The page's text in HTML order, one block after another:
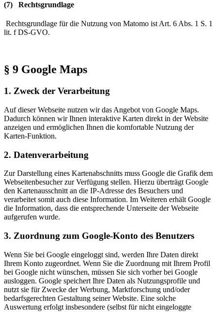
(7) Rechtsgrundlage
Rechtsgrundlage für die Nutzung von Matomo ist Art. 6 Abs. 1 S. 1
lit. f DS-GVO.
§ 9 Google Maps
1. Zweck der Verarbeitung
Auf dieser Webseite nutzen wir das Angebot von Google Maps.
Dadurch können wir Ihnen interaktive Karten direkt in der Website
anzeigen und ermöglichen Ihnen die komfortable Nutzung der
Karten-Funktion.
2. Datenverarbeitung
Zur Darstellung eines Kartenabschnitts muss Google die Grafik dem
Webseitenbesucher zur Verfügung stellen. Hierzu überträgt Google
den Kartenausschnitt an die IP-Adresse des Besuchers und
verarbeitet somit auch diese Information. Im Weiteren erhält Google
die Information, dass die entsprechende Unterseite der Webseite
aufgerufen wurde.
3. Zuordnung zum Google-Konto des Benutzers
Wenn Sie bei Google eingeloggt sind, werden Ihre Daten direkt
Ihrem Konto zugeordnet. Wenn Sie die Zuordnung mit Ihrem Profil
bei Google nicht wünschen, müssen Sie sich vorher bei Google
ausloggen. Google speichert Ihre Daten als Nutzungsprofile und
nutzt sie für Zwecke der Werbung, Marktforschung und/oder
bedarfsgerechten Gestaltung seiner Website. Eine solche
Auswertung erfolgt insbesondere (selbst für nicht eingeloggte